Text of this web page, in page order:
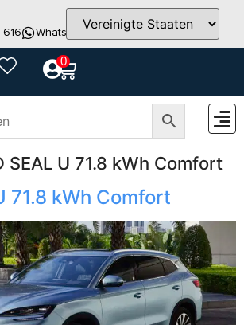
WhatsApp info@teutschtech.com
0
SEAL U 71.8 kWh Comfort
71.8 kWh Comfort